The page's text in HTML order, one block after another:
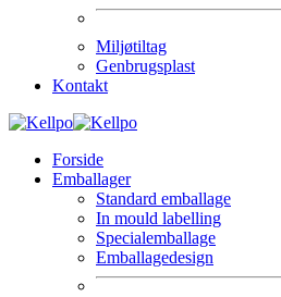
Miljøtiltag
Genbrugsplast
Kontakt
Forside
Emballager
Standard emballage
In mould labelling
Specialemballage
Emballagedesign